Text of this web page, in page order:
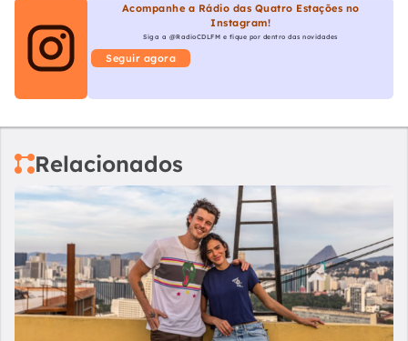
Acompanhe a Rádio das Quatro Estações no
Instagram!
Siga a @RadioCDLFM e fique por dentro das novidades
Seguir agora
Relacionados